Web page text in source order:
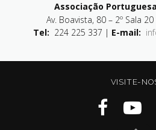
Associação
Av. Boavista, 80 – 2º Sala
Tel: 224 225 337 | E-mail:
VISITE-